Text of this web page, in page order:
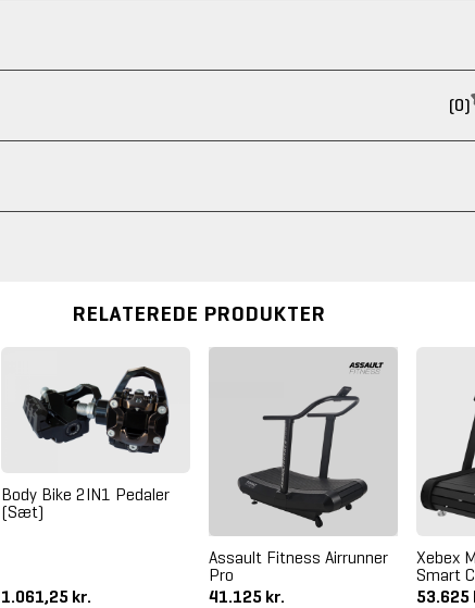
(0)
RELATEREDE PRODUKTER
Body Bike 2IN1 Pedaler
(Sæt)
1.061,25 kr.
Assault Fitness Airrunner
Pro
41.125 kr.
Xebex
Smart
53.625